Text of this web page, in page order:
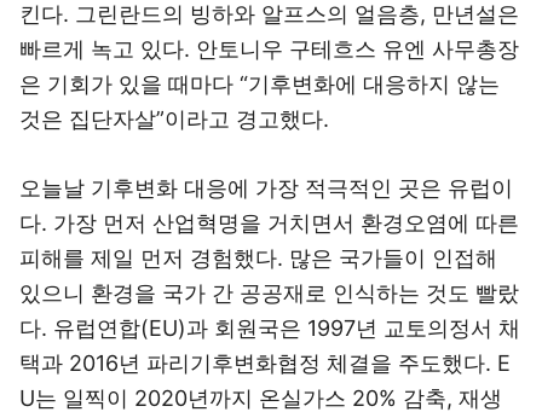
킨다. 그린란드의 빙하와 알프스의 얼음층, 만년설은
빠르게 녹고 있다. 안토니우 구테흐스 유엔 사무총장
은 기회가 있을 때마다 “기후변화에 대응하지 않는
것은 집단자살”이라고 경고했다.
오늘날 기후변화 대응에 가장 적극적인 곳은 유럽이
다. 가장 먼저 산업혁명을 거치면서 환경오염에 따른
피해를 제일 먼저 경험했다. 많은 국가들이 인접해
있으니 환경을 국가 간 공공재로 인식하는 것도 빨랐
다. 유럽연합(EU)과 회원국은 1997년 교토의정서 채
택과 2016년 파리기후변화협정 체결을 주도했다. E
U는 일찍이 2020년까지 온실가스 20% 감축, 재생